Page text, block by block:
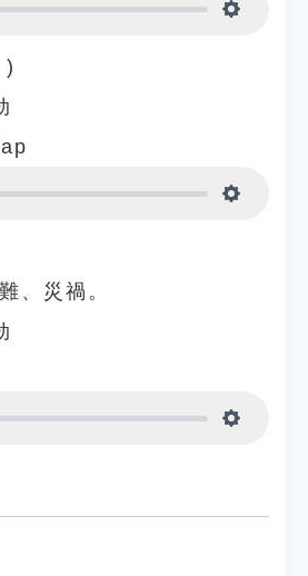
)
、災禍。